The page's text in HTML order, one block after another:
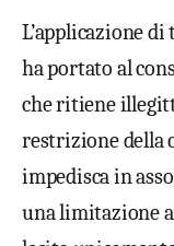
L’applicazione
ha portato al
che ritiene
restrizione della
impedisca in
una limitazione